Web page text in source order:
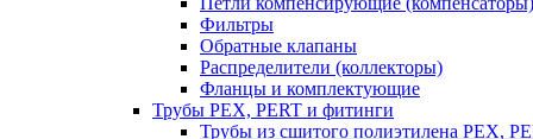
Фильтры
Обратные клапаны
Распределители (коллекторы)
Фланцы и комплектующие
Трубы PEX, PERT и фитинги
Трубы из сшитого полиэтилена PEX,